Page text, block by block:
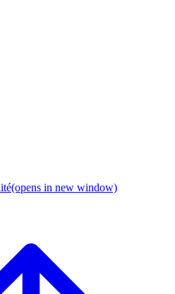
(opens in new window)